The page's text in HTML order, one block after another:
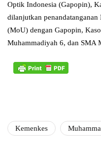
Optik Indonesia (Gapopin),
dilanjutkan
(MoU) dengan Gapopin,
Muhammadiyah 6, dan SMA
Kemenkes